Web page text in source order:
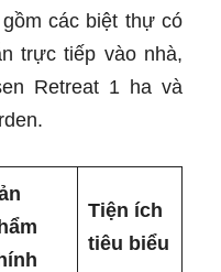
các biệt thự có
trực tiếp vào nhà,
Retreat 1 ha và
Tiện ích
tiêu biểu